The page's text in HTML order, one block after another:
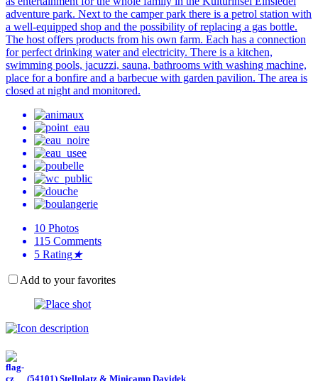
adventure park. Next to the camper park there is a petrol station with
a well-equipped shop and the possibility of replacing a gas bottle.
The host offers products from his own farm. Each has a connection
for perfect drinking water and electricity. There is a kitchen,
swimming pools, jacuzzi, sauna, bathrooms with washing machine,
place for a bonfire and a barbecue with garden pavilion. The area is
closed at night and monitored.
10 Photos
115 Comments
5 Rating★
Add to your favorites
(54101) Stellplatz & Minicamp Davidek